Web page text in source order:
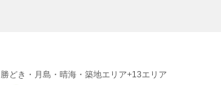
勝どき・月島・晴海・築地エリア+13エリア